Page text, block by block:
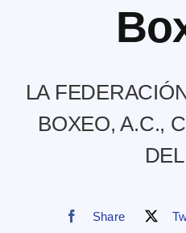
LA
BOXEO, A.C.,
Share